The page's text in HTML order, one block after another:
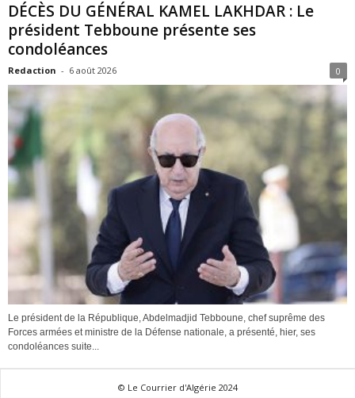
DÉCÈS DU GÉNÉRAL KAMEL LAKHDAR : Le
président Tebboune présente ses
condoléances
Redaction - 6 août 2026 0
Le président de la République, Abdelmadjid Tebboune, chef suprême des
Forces armées et ministre de la Défense nationale, a présenté, hier, ses
condoléances suite...
© Le Courrier d'Algérie 2024